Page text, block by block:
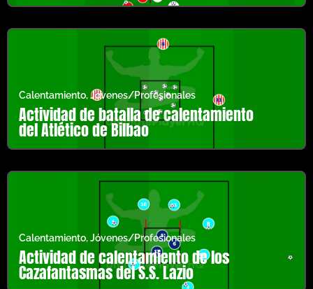
Calentamiento,Jóvenes/Profesionales
Actividad de batalla de calentamiento
del Atlético de Bilbao
Calentamiento,Jóvenes/Profesionales
Actividad de calentamiento de los
Cazafantasmas del S.S. Lazio